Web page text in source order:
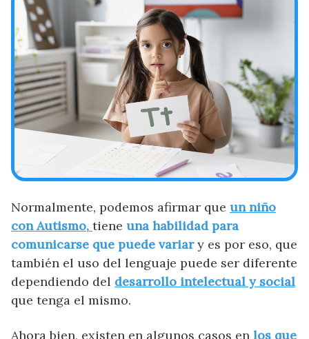
Normalmente, podemos afirmar que un niño
con Autismo, tiene una habilidad para
comunicarse que puede variary es por eso, que
también el uso del lenguaje puede ser diferente
dependiendo del desarrollo intelectual y social
que tenga el mismo.
Ahora bien, existen en algunos casos en los que